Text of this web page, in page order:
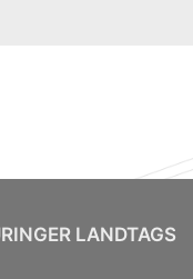
LANDTAGS